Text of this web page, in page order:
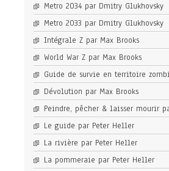
Metro 2034 par Dmitry Glukhovsky
Metro 2033 par Dmitry Glukhovsky
Intégrale Z par Max Brooks
World War Z par Max Brooks
Guide de survie en territoire
Dévolution par Max Brooks
Peindre, pêcher & laisser mourir
Le guide par Peter Heller
La rivière par Peter Heller
La pommeraie par Peter Heller